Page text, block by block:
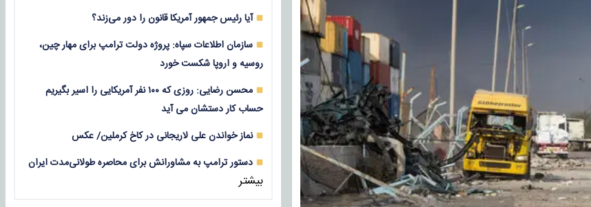
آیا رئیس جمهور آمریکا قانون را دور می‌زند؟
سازمان اطلاعات سپاه: پروژه دولت ترامپ برای مهار چین،
روسیه و اروپا شکست خورد
محسن رضایی: روزی که ۱۰۰ نفر آمریکایی را اسیر بگیریم
حساب کار دستشان می آید
نماز خواندن علی لاریجانی در کاخ کرملین/ عکس
دستور ترامپ به مشاورانش برای محاصره طولانی‌مدت ایران
بیشتر